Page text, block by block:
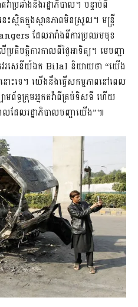
ប្រឆាំងនឹងរដ្ឋាភិបាល។ បន្ទាប់ពី
ស្ថិតក្នុងស្ថានភាពមិនស្រួល។ មន្រ្តី
ដែលរារាំងពីការប្រឈមមុខ
តិបត្តិការកាលពីថ្ងៃអាទិត្យ។ មេបញ្ជា
វរសេនីយ៍ឯក Bilal និយាយថា “យើង
នោះទេ។ យើងនឹងធ្វើសកម្មភាពនៅពេល
ព័ទ្ធក្រុមអ្នកតវ៉ាពីគ្រប់ទិសទី ហើយ
េលដែលរដ្ឋាភិបាលបញ្ជាយើង”៕